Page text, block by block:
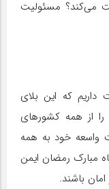
می‌کند؟ مسئولیت
داریم که این بلای
از همه کشورهای
واسعه خود به همه
مبارک رمضان ایمن
باشند.